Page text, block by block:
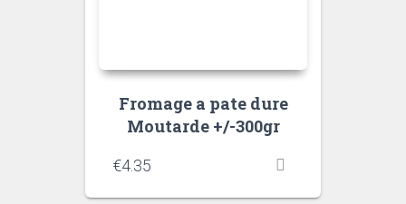
Fromage a pate dure
Moutarde +/-300gr
€4.35